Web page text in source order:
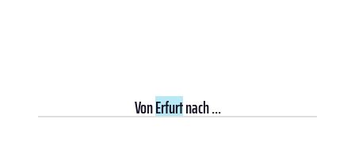
VonErfurtnach ...